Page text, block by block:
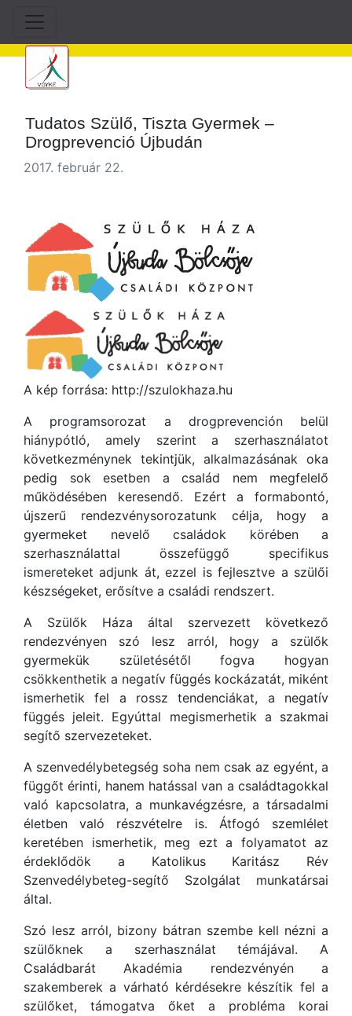
Tudatos Szülő, Tiszta Gyermek –
Drogprevenció Újbudán
2017. február 22.
A kép forrása: http://szulokhaza.hu
A programsorozat a drogprevención belül
hiánypótló, amely szerint a szerhasználatot
következménynek tekintjük, alkalmazásának oka
pedig sok esetben a család nem megfelelő
működésében keresendő. Ezért a formabontó,
újszerű rendezvénysorozatunk célja, hogy a
gyermeket nevelő családok körében a
szerhasználattal összefüggő specifikus
ismereteket adjunk át, ezzel is fejlesztve a szülői
készségeket, erősítve a családi rendszert.
A Szülők Háza által szervezett következő
rendezvényen szó lesz arról, hogy a szülők
gyermekük születésétől fogva hogyan
csökkenthetik a negatív függés kockázatát, miként
ismerhetik fel a rossz tendenciákat, a negatív
függés jeleit. Egyúttal megismerhetik a szakmai
segítő szervezeteket.
A szenvedélybetegség soha nem csak az egyént, a
függőt érinti, hanem hatással van a családtagokkal
való kapcsolatra, a munkavégzésre, a társadalmi
életben való részvételre is. Átfogó szemlélet
keretében ismerhetik, meg ezt a folyamatot az
érdeklődök a Katolikus Karitász Rév
Szenvedélybeteg-segítő Szolgálat munkatársai
által.
Szó lesz arról, bizony bátran szembe kell nézni a
szülőknek a szerhasználat témájával. A
Családbarát Akadémia rendezvényén a
szakemberek a várható kérdésekre készítik fel a
szülőket, támogatva őket a probléma korai